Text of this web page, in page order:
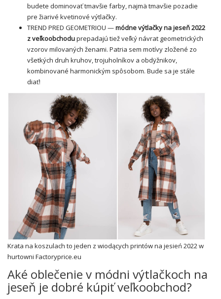
budete dominovať tmavšie farby, najmä tmavšie pozadie
pre žiarivé kvetinové výtlačky.
TREND PRED GEOMETRIOU —módne výtlačky na jeseň 2022
z veľkoobchoduprepadajú tiež veľký návrat geometrických
vzorov milovaných ženami. Patria sem motívy zložené zo
všetkých druh kruhov, trojuholníkov a obdÿžnikov,
kombinované harmonickým spôsobom. Bude sa je stále
diať!
Krata na koszulach to jeden z wiodących printów na jesień 2022 w
hurtowni Factoryprice.eu
Aké oblečenie v módni výtlačkoch na
jeseň je dobré kúpiť veľkoobchod?